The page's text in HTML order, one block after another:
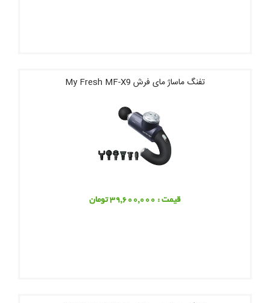
تفنگ ماساژ مای فرش My Fresh MF-X9
قیمت : 39,600,000 تومان